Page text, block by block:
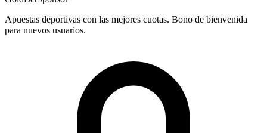
Apuestas deportivas con las mejores cuotas. Bono de bienvenida
para nuevos usuarios.